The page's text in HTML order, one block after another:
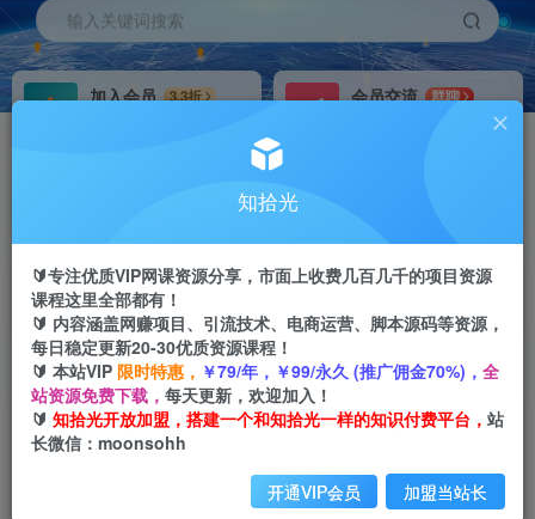
输入关键词搜索
加入会员
3.3折
会员交流
群聊
首页 创业课程 会员免费 正文
宝哥婴儿奶粉项目，6个月赚85w【图文非视频】
【揭秘】
关注 私信
知拾光
🔰专注优质VIP网课资源分享，市面上收费几百几千的项目资源
课程这里全部都有！
🔰 内容涵盖网赚项目、引流技术、电商运营、脚本源码等资源，
每日稳定更新20-30优质资源课程！
🔰 本站VIP 限时特惠， ￥79/年，￥99/永久 (推广佣金70%)， 全
站资源免费下载， 每天更新，欢迎加入！
🔰 知拾光开放加盟，搭建一个和知拾光一样的知识付费平台， 站
长微信：moonsohh
开通VIP会员 加盟当站长